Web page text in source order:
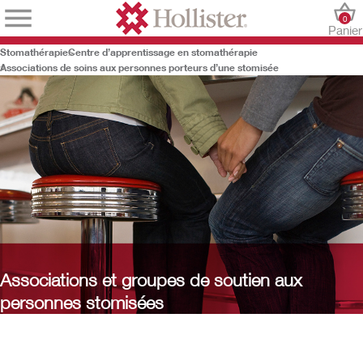
Panier
0
StomathérapieCentre d’apprentissage en stomathérapie
Associations de soins aux personnes porteurs d’une stomisée
Associations et groupes de soutien aux
personnes stomisées